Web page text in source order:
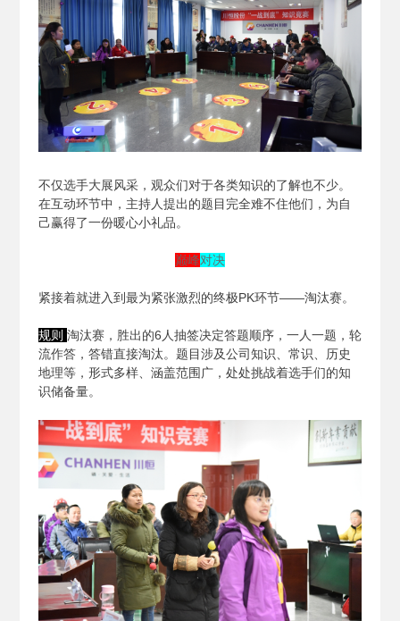
不仅选手大展风采，观众们对于各类知识的了解也不少。
在互动环节中，主持人提出的题目完全难不住他们，为自
己赢得了一份暖心小礼品。
巅峰对决
紧接着就进入到最为紧张激烈的终极PK环节——淘汰赛。
规则 淘汰赛，胜出的6人抽签决定答题顺序，一人一题，轮
流作答，答错直接淘汰。题目涉及公司知识、常识、历史
地理等，形式多样、涵盖范围广，处处挑战着选手们的知
识储备量。